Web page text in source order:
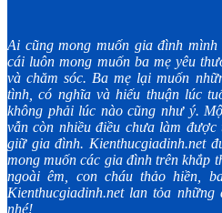
Ai cũng mong muốn gia đình
cái luôn mong muốn ba mẹ yêu
và chăm sóc. Ba mẹ lại muốn
tình, có nghĩa và hiếu thuận lúc
không phải lúc nào cũng như ý.
vẫn còn nhiều điều chưa làm
giữ gia đình. Kienthucgiadinh.net
mong muốn các gia đình trên khắp
ngoài êm, con cháu thảo hiền,
Kienthucgiadinh.net lan tỏa
nhé!